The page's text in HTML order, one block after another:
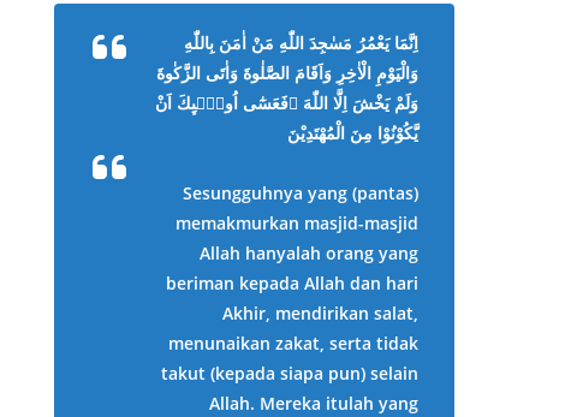
اِنَّمَا يَعْمُرُ مَسٰجِدَ اللّٰهِ مَنْ اٰمَنَ بِاللّٰهِ
وَالْيَوْمِ الْاٰخِرِ وَاَقَامَ الصَّلٰوةَ وَاٰتَى الزَّكٰوةَ
وَلَمْ يَخْشَ اِلَّا اللّٰهَ ۗفَعَسٰٓى اُولٰۤىِٕكَ اَنْ
يَّكُوْنُوْا مِنَ الْمُهْتَدِيْنَ
Sesungguhnya yang (pantas)
memakmurkan masjid-masjid
Allah hanyalah orang yang
beriman kepada Allah dan hari
Akhir, mendirikan salat,
menunaikan zakat, serta tidak
takut (kepada siapa pun) selain
Allah. Mereka itulah yang